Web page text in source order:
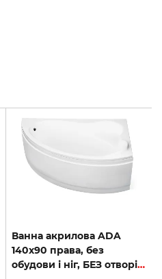
Ванна акрилова ADA
140х90 права, без
обудови і ніг, БЕЗ отворів під ручки